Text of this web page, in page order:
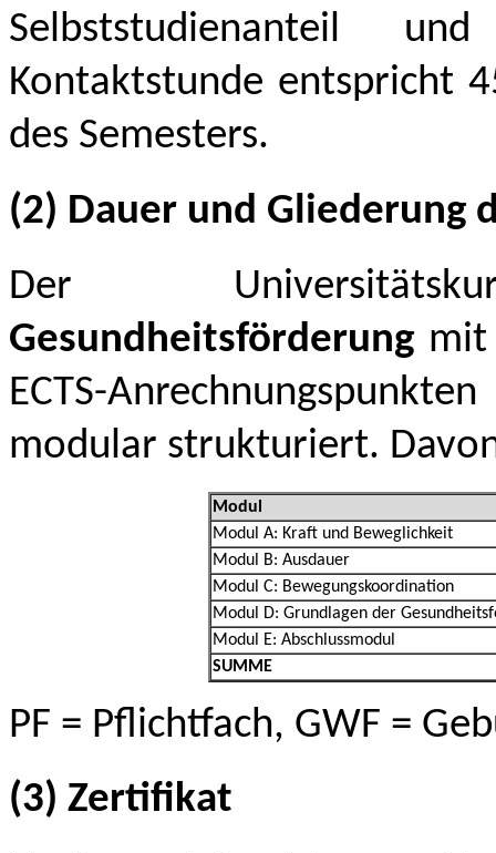
Selbststudienanteil
Kontaktstunde entspricht
des Semesters.
(2) Dauer und Gliederung
Der
Gesundheitsförderung mit
ECTS-
modular strukturiert.
Modul
Modul A: Kraft und Beweglichkeit
Modul B: Ausdauer
Modul C: Bewegungskoordination
Modul D: Grundlagen der
Modul E: Abschlussmodul
SUMME
PF = Pflichtfach, GWF =
(3) Zertifikat